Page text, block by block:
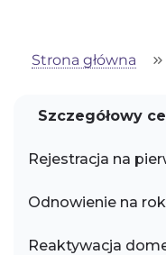
Strona główna
Szczegółowy
Rejestracja na
Odnowienie na rok
Reaktywacja